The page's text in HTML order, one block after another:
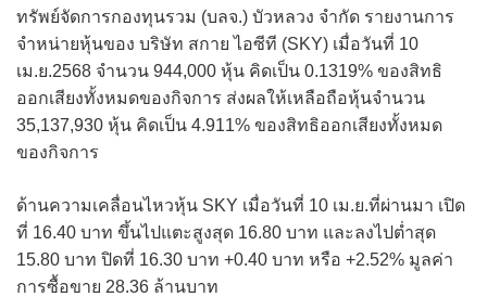
ทรัพย์จัดการกองทุนรวม (บลจ.) บัวหลวง จำกัด รายงานการ
จำหน่ายหุ้นของ บริษัท สกาย ไอซีที (SKY) เมื่อวันที่ 10
เม.ย.2568 จำนวน 944,000 หุ้น คิดเป็น 0.1319% ของสิทธิ
ออกเสียงทั้งหมดของกิจการ ส่งผลให้เหลือถือหุ้นจำนวน
35,137,930 หุ้น คิดเป็น 4.911% ของสิทธิออกเสียงทั้งหมด
ของกิจการ
ด้านความเคลื่อนไหวหุ้น SKY เมื่อวันที่ 10 เม.ย.ที่ผ่านมา เปิด
ที่ 16.40 บาท ขึ้นไปแตะสูงสุด 16.80 บาท และลงไปต่ำสุด
15.80 บาท ปิดที่ 16.30 บาท +0.40 บาท หรือ +2.52% มูลค่า
การซื้อขาย 28.36 ล้านบาท